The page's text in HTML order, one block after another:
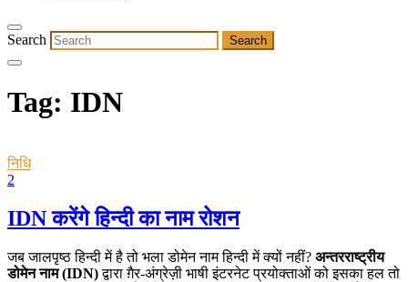
Search
Tag: IDN
निधि
2
IDN करेंगे हिन्दी का नाम रोशन
जब जालपृष्ठ हिन्दी में है तो भला डोमेन नाम हिन्दी में क्यों नहीं? अन्तरराष्ट्रीय
डोमेन नाम (IDN)द्वारा ग़ैर-अंग्रेज़ी भाषी इंटरनेट प्रयोक्ताओं को इसका हल तो